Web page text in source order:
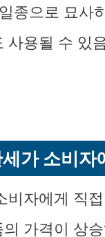
종으로 묘
사용될 수 있
가 소비자
비자에게 직
가격이 상